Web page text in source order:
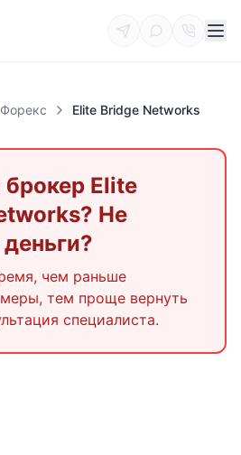
Форекс Elite Bridge Networks
Elite
? Не
чем раньше
тем проще вернуть
специалиста.